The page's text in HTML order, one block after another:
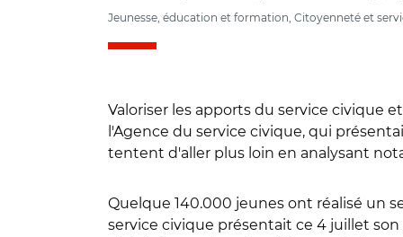
Jeunesse, éducation et formation, Citoyenneté et
Valoriser les apports du service civique
l'Agence du service civique, qui
tentent d'aller plus loin en analysant
Quelque 140.000 jeunes ont réalisé un
service civique présentait ce 4 juillet son